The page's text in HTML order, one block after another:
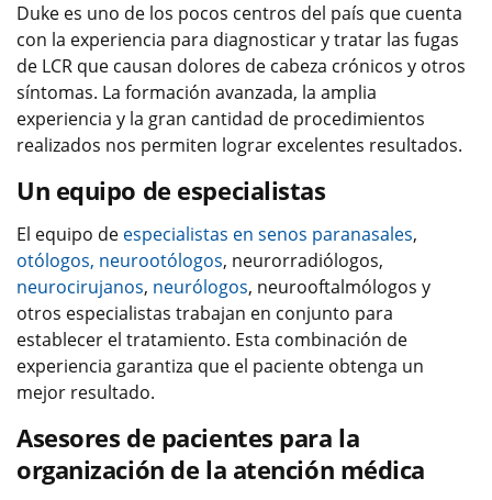
Duke es uno de los pocos centros del país que cuenta
con la experiencia para diagnosticar y tratar las fugas
de LCR que causan dolores de cabeza crónicos​​​​​​​ y otros
síntomas. La formación avanzada, la amplia
experiencia y la gran cantidad de procedimientos
realizados nos permiten lograr excelentes resultados.
Un equipo de especialistas
El equipo de especialistas en senos paranasales,
otólogos, neurootólogos, neurorradiólogos,
neurocirujanos, neurólogos, neurooftalmólogos y
otros especialistas trabajan en conjunto para
establecer el tratamiento. Esta combinación de
experiencia garantiza que el paciente obtenga un
mejor resultado.
Asesores de pacientes para la
organización de la atención médica